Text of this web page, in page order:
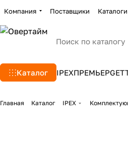
Компания Поставщики Каталоги
Каталог IPEXПРЕМЬЕР
Главная Каталог IPEX